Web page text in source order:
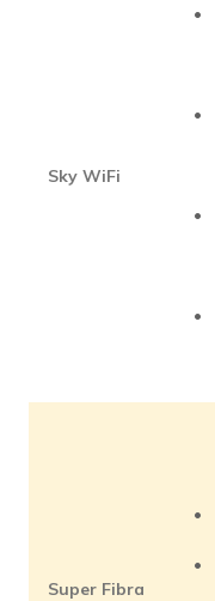
Sky WiFi
Super Fibra